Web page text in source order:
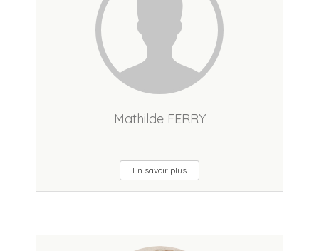
Mathilde FERRY
En savoir plus